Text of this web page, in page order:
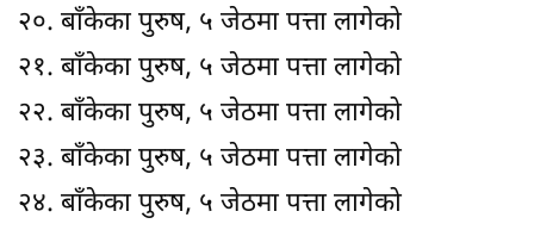
२०. बाँकेका पुरुष, ५ जेठमा पत्ता लागेको
२१. बाँकेका पुरुष, ५ जेठमा पत्ता लागेको
२२. बाँकेका पुरुष, ५ जेठमा पत्ता लागेको
२३. बाँकेका पुरुष, ५ जेठमा पत्ता लागेको
२४. बाँकेका पुरुष, ५ जेठमा पत्ता लागेको